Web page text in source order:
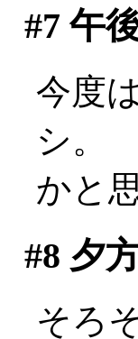
#7 午
今度
シ。
かと
#8 夕
そろ